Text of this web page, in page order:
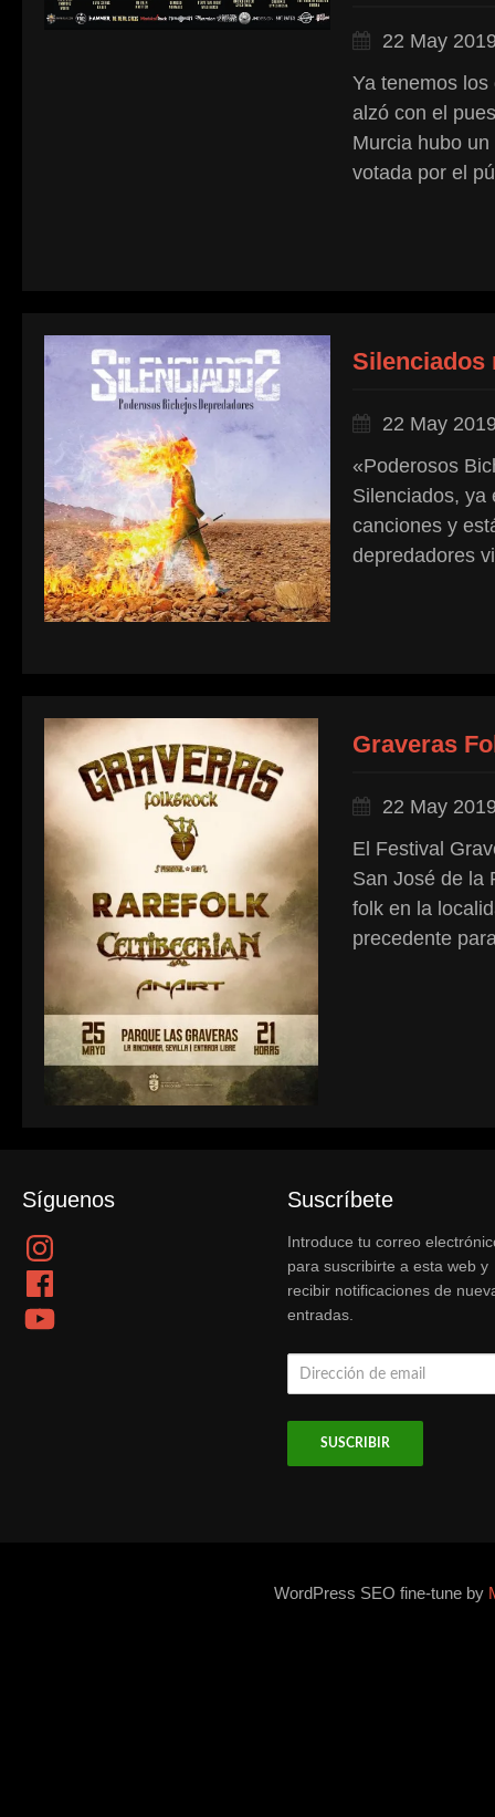
22 May
Ya tenemos
alzó con el
Murcia hubo
votada por el
Silenciados
22 May
«Poderosos
Silenciados, ya
canciones y
depredadores
Graveras
22 May
El Festival
San José de la
folk en la
precedente
Síguenos
Instagram
Facebook
YouTube
Suscríbete
Introduce tu correo
para suscribirte a esta web y
recibir notificaciones de
entradas.
Dirección
WordPress SEO fine-tune by